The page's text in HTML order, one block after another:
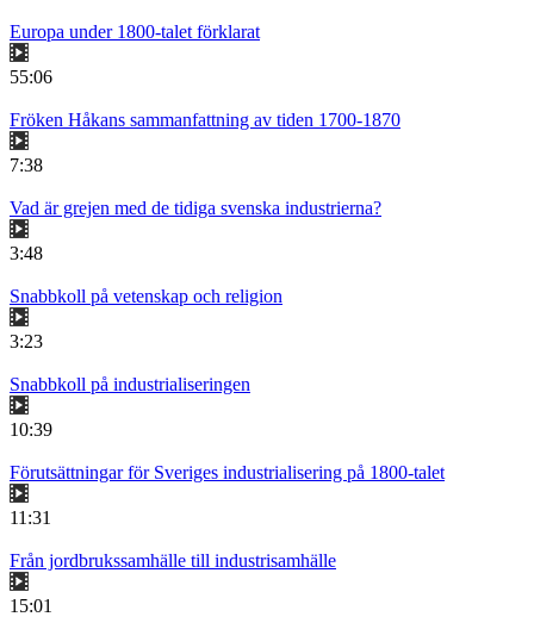
Europa under 1800-talet förklarat
55:06
Fröken Håkans sammanfattning av tiden 1700-1870
7:38
Vad är grejen med de tidiga svenska industrierna?
3:48
Snabbkoll på vetenskap och religion
3:23
Snabbkoll på industrialiseringen
10:39
Förutsättningar för Sveriges industrialisering på 1800-talet
11:31
Från jordbrukssamhälle till industrisamhälle
15:01